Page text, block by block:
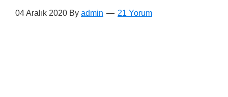
04 Aralık 2020 By admin 21 Yorum